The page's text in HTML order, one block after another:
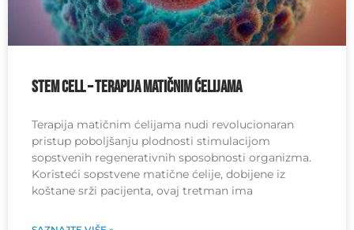
Stem Cell – Terapija matičnim ćelijama
Terapija matičnim ćelijama nudi revolucionaran
pristup poboljšanju plodnosti stimulacijom
sopstvenih regenerativnih sposobnosti organizma.
Koristeći sopstvene matične ćelije, dobijene iz
koštane srži pacijenta, ovaj tretman ima